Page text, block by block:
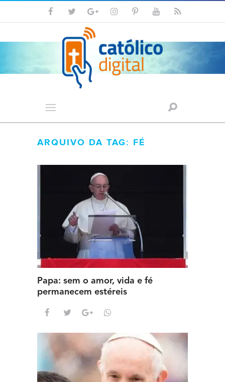
ARQUIVO DA TAG: FÉ
Papa: sem o amor, vida e fé
permanecem estéreis